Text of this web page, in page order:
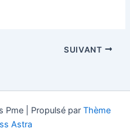
SUIVANT
| Propulsé par Thème
Astra